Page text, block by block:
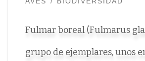
Fulmar boreal (Fulmarus
grupo de ejemplares, unos